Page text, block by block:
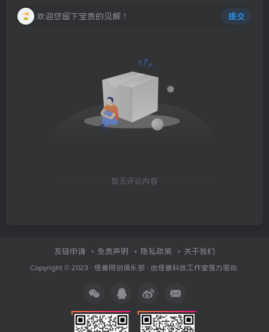
欢迎您留下宝贵的见解！ 提交
暂无评论内容
友链申请 免责声明 隐私政策 关于我们
Copyright © 2023 · 怪兽网创俱乐部 · 由怪兽科技工作室强力驱动.